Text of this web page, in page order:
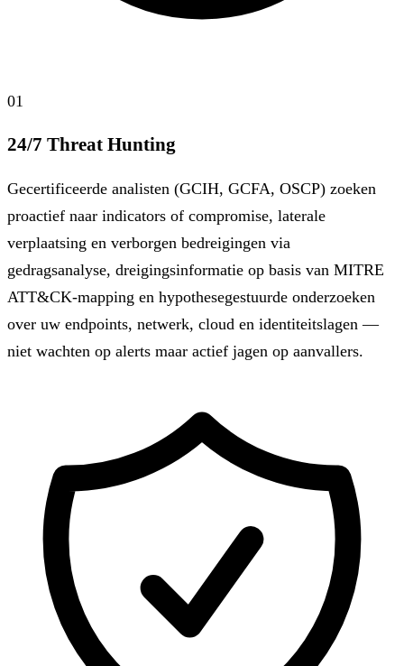
01
24/7 Threat Hunting
Gecertificeerde analisten (GCIH, GCFA, OSCP) zoeken
proactief naar indicators of compromise, laterale
verplaatsing en verborgen bedreigingen via
gedragsanalyse, dreigingsinformatie op basis van MITRE
ATT&CK-mapping en hypothesegestuurde onderzoeken
over uw endpoints, netwerk, cloud en identiteitslagen —
niet wachten op alerts maar actief jagen op aanvallers.